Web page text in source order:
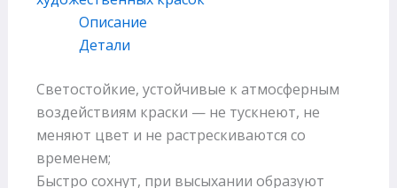
Описание
Детали
Светостойкие, устойчивые к атмосферным
воздействиям краски — не тускнеют, не
меняют цвет и не растрескиваются со
временем;
Быстро сохнут, при высыхании образуют